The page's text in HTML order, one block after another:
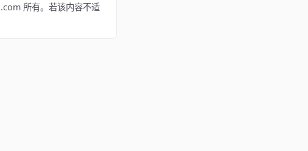
所有。若该内容不适